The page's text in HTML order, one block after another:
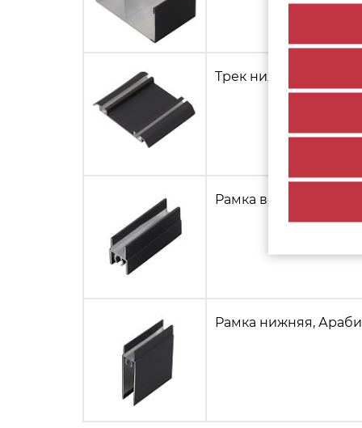
Трек нижний,
Рамка верхняя,
Рамка нижняя,